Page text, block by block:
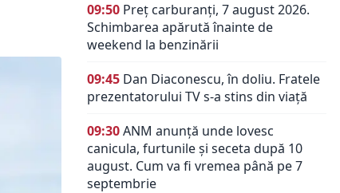
09:50 Preț carburanți, 7 august 2026.
Schimbarea apărută înainte de
weekend la benzinării
09:45 Dan Diaconescu, în doliu. Fratele
prezentatorului TV s-a stins din viață
09:30ANM anunță unde lovesc
canicula, furtunile și seceta după 10
august. Cum va fi vremea până pe 7
septembrie